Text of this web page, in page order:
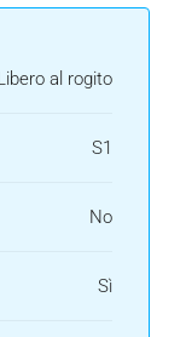
al rogito
S1
No
Sì